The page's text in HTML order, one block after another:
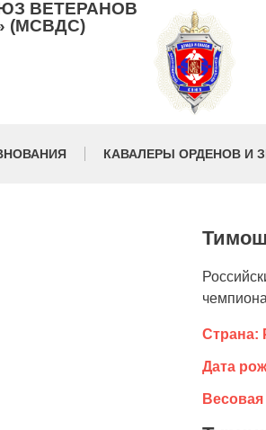
ВЕТЕРАНОВ
(МСВДС)
КАВАЛЕРЫ ОРДЕНОВ И
Страна:
Дата
Весовая